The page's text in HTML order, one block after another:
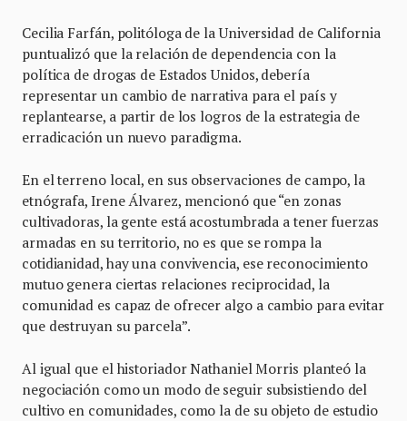
Cecilia Farfán, politóloga de la Universidad de California
puntualizó que la relación de dependencia con la
política de drogas de Estados Unidos, debería
representar un cambio de narrativa para el país y
replantearse, a partir de los logros de la estrategia de
erradicación un nuevo paradigma.
En el terreno local, en sus observaciones de campo, la
etnógrafa, Irene Álvarez, mencionó que “en zonas
cultivadoras, la gente está acostumbrada a tener fuerzas
armadas en su territorio, no es que se rompa la
cotidianidad, hay una convivencia, ese reconocimiento
mutuo genera ciertas relaciones reciprocidad, la
comunidad es capaz de ofrecer algo a cambio para evitar
que destruyan su parcela”.
Al igual que el historiador Nathaniel Morris planteó la
negociación como un modo de seguir subsistiendo del
cultivo en comunidades, como la de su objeto de estudio